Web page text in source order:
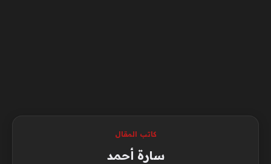
كاتب المقال
سارة أحمد